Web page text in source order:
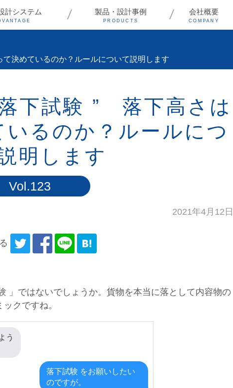
計システム 製品・設計事例
PRODUCTS
会社概要
COMPANY
決めているのか？ルールについて説明します
下試験 ” 落下高さは
るのか？ルールにつ
明します
Vol.123
2021年4月12日
」ではないでしょうか。貨物を本当に落として内容物の
クですね。
う
落下試験 をお願いしたい
のですが。